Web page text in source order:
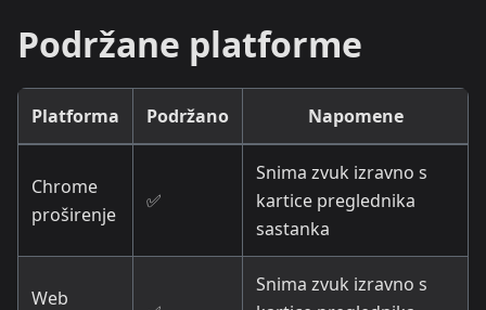
Podržane platforme
Platforma Podržano Napomene
Chrome
proširenje
✅
Snima zvuk izravno s
kartice preglednika
sastanka
Web
Snima zvuk izravno s